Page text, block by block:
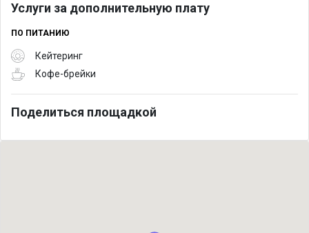
Услуги за дополнительную плату
ПО ПИТАНИЮ
Кейтеринг
Кофе-брейки
Поделиться площадкой